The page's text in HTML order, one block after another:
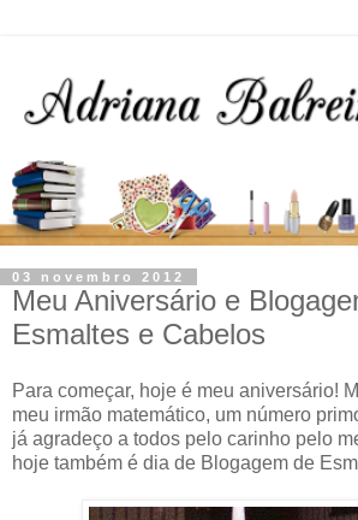
03 novembro 2012
Meu Aniversário e
Esmaltes e Cabelos
Para começar, hoje é meu aniversário!
meu irmão matemático, um número
já agradeço a todos pelo carinho pelo
hoje também é dia de Blogagem de